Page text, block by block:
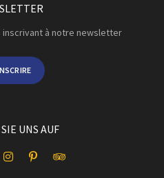
à notre newsletter
UNS AUF